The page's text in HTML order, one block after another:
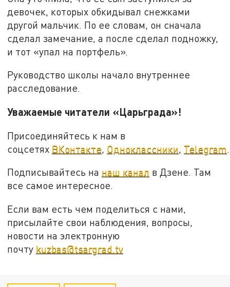
девочек, которых обкидывал снежками
другой мальчик. По ее словам, он сначала
сделал замечание, а после сделал подножку,
и тот «упал на портфель».
Руководство школы начало внутреннее
расследование.
Уважаемые читатели «Царьграда»!
Присоединяйтесь к нам в
соцсетях ВКонтакте Одноклассники Telegram
Подписывайтесь на наш канал в Дзене. Там
все самое интересное.
Если вам есть чем поделиться с нами,
присылайте свои наблюдения, вопросы,
новости на электронную
почту kuzbas@tsargrad.tv